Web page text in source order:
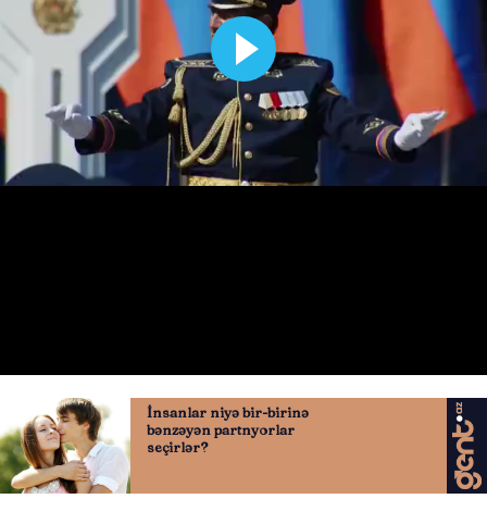
İrəvanda hərbi parad keçirilir -